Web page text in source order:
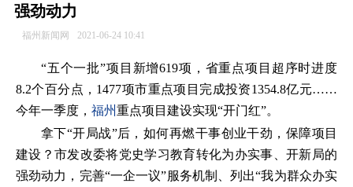
强劲动力
福州新闻网 2021-06-24 10:41
“五个一批”项目新增619项，省重点项目超序时进度
8.2个百分点，1477项市重点项目完成投资1354.8亿元……
今年一季度， 福州重点项目建设实现“开门红”。
拿下“开局战”后，如何再燃干事创业干劲，保障项目
建设？市发改委将党史学习教育转化为办实事、开新局的
强劲动力，完善“一企一议”服务机制、列出“我为群众办实